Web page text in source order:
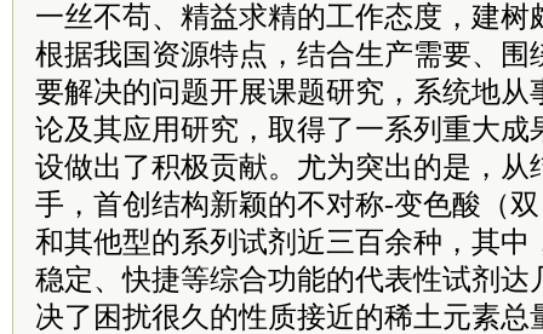
一丝不苟、精益求精的工作态度，建树
根据我国资源特点，结合生产需要、围
要解决的问题开展课题研究，系统地从
论及其应用研究，取得了一系列重大成
设做出了积极贡献。尤为突出的是，从
手，首创结构新颖的不对称-变色酸（
和其他型的系列试剂近三百余种，其中
稳定、快捷等综合功能的代表性试剂达
决了困扰很久的性质接近的稀土元素总